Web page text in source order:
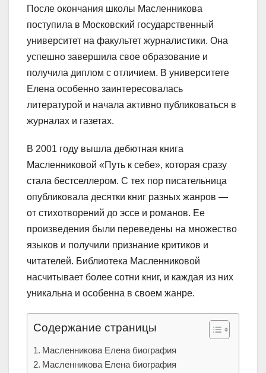
После окончания школы Масленникова
поступила в Московский государственный
университет на факультет журналистики. Она
успешно завершила свое образование и
получила диплом с отличием. В университете
Елена особенно заинтересовалась
литературой и начала активно публиковаться в
журналах и газетах.
В 2001 году вышла дебютная книга
Масленниковой «Путь к себе», которая сразу
стала бестселлером. С тех пор писательница
опубликовала десятки книг разных жанров —
от стихотворений до эссе и романов. Ее
произведения были переведены на множество
языков и получили признание критиков и
читателей. Библиотека Масленниковой
насчитывает более сотни книг, и каждая из них
уникальна и особенна в своем жанре.
Содержание страницы
Масленникова Елена биография
Масленникова Елена биография